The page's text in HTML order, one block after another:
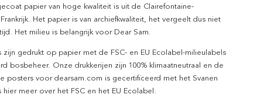
papier van hoge kwaliteit is uit de Clairefontaine-
Het papier is van archiefkwaliteit, het vergeelt dus niet
Het milieu is belangrijk voor Dear Sam.
gedrukt op papier met de FSC- en EU Ecolabel-milieulabels
bosbeheer. Onze drukkerijen zijn 100% klimaatneutraal en de
posters voor dearsam.com is gecertificeerd met het Svanen
hier meer over het FSC en het EU Ecolabel.